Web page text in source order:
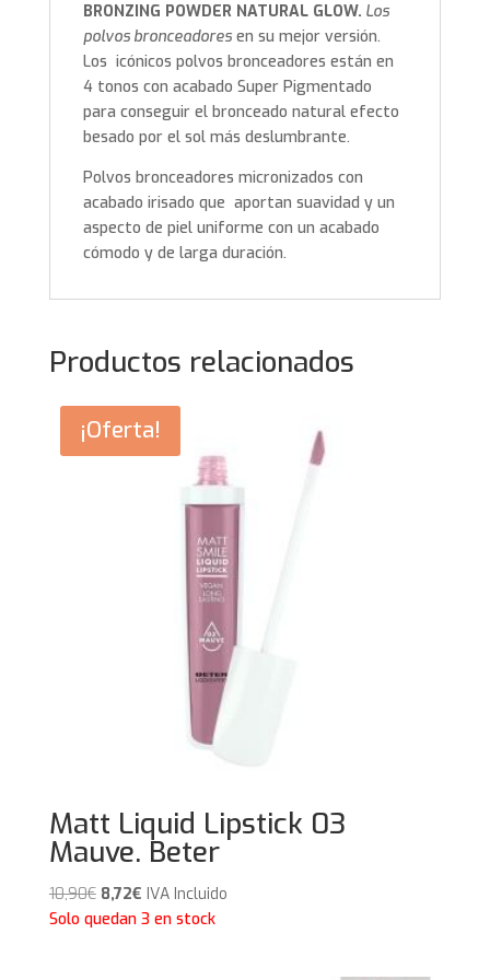
BRONZING POWDER NATURAL GLOW. Los
polvos bronceadoresen su mejor versión.
Los icónicos polvos bronceadores están en
4 tonos con acabado Super Pigmentado
para conseguir el bronceado natural efecto
besado por el sol más deslumbrante.
Polvos bronceadores micronizados con
acabado irisado que aportan suavidad y un
aspecto de piel uniforme con un acabado
cómodo y de larga duración.
Productos relacionados
¡Oferta!
Matt Liquid Lipstick 03
Mauve. Beter
10,90€ El
precio
8,72€El
precio
IVA Incluido
Solo quedan 3 en stock